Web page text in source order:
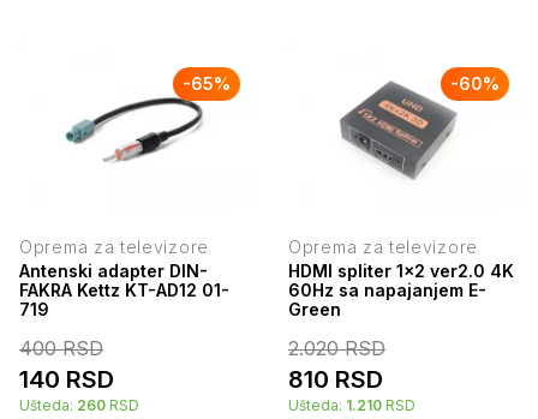
-65%
Oprema za televizore
Antenski adapter DIN-
FAKRA Kettz KT-AD12 01-
719
400RSD
140 RSD
Ušteda: 260 RSD
-60%
Oprema za televizore
HDMI spliter 1x2 ver2.0 4K
60Hz sa napajanjem E-
Green
2.020RSD
810 RSD
Ušteda: 1.210 RSD